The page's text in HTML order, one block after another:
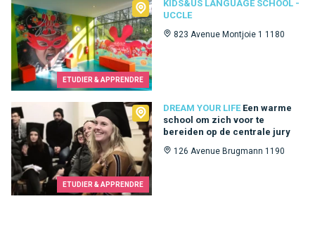
ETUDIER & APPRENDRE
KIDS&US LANGUAGE SCHOOL -
UCCLE
823 Avenue Montjoie 1 1180
Kids&Us language school - Uccle
ETUDIER & APPRENDRE
DREAM YOUR LIFE Een warme
school om zich voor te
bereiden op de centrale jury
126 Avenue Brugmann 1190
Dream Your Life